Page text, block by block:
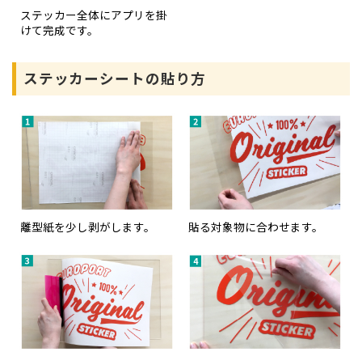
ステッカー全体にアプリを掛
けて完成です。
ステッカーシートの貼り方
離型紙を少し剥がします。 貼る対象物に合わせます。